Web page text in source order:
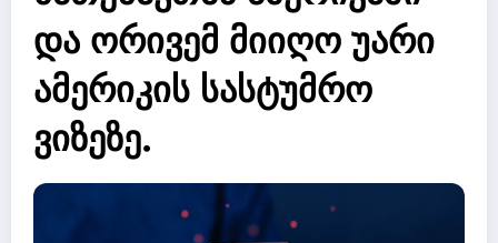
და ორივემ მიიღო უარი
ამერიკის სასტუმრო
ვიზეზე.